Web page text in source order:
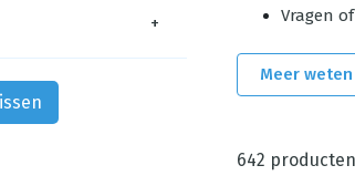
Vragen
Meer weten
642
+